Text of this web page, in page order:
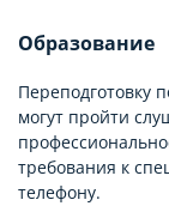
Образование
Переподготовку
могут пройти
требования к
телефону.